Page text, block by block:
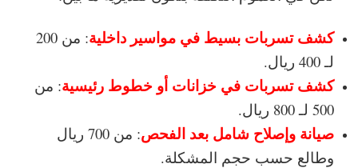
كشف تسربات بسيط في مواسير داخلية
: من 200
لـ 400 ريال.
كشف تسربات في خزانات أو خطوط رئيسية: من
500 لـ 800 ريال.
صيانة وإصلاح شامل بعد الفحص
: من 700 ريال
وطالع حسب حجم المشكلة.